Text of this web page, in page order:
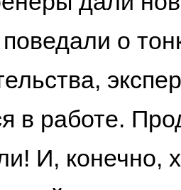
о
в работе.
И, конечно,